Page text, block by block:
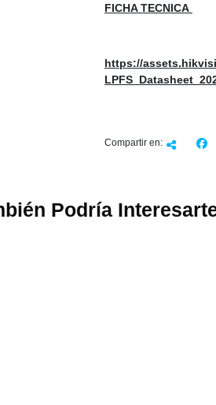
FICHA TECNICA
https://
Compartir en:
Podría